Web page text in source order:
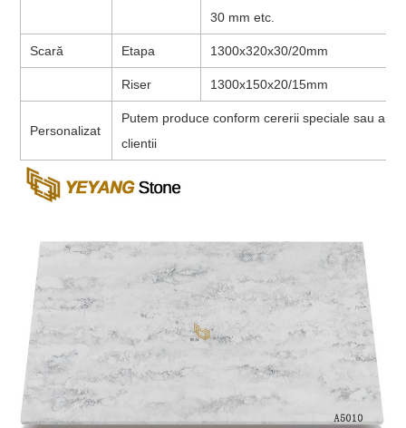
30 mm etc.
Scară Etapa 1300x320x30/20mm
Riser 1300x150x20/15mm
Personalizat
Putem produce conform cererii speciale sau a
clientii